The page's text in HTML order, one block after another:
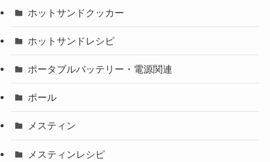
ホットサンドクッカー
ホットサンドレシピ
ポータブルバッテリー・電源関連
ポール
メスティン
メスティンレシピ